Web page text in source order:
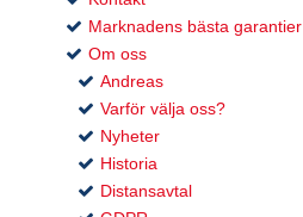
Marknadens bästa garantier
Om oss
Andreas
Varför välja oss?
Nyheter
Historia
Distansavtal